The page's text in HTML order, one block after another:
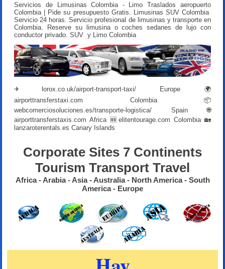
Servicios de Limusinas Colombia - Limo Traslados aeropuerto
Colombia | Pide su presupuesto Gratis. Limusinas SUV Colombia
Servicio 24 horas. Servicio profesional de limusinas y transporte en
Colombia. Reserve su limusina o coches sedanes de lujo con
conductor privado. SUV y Limo Colombia
✈ lorox.co.uk/airport-transport-taxi/Europe 🌍
airporttransferstaxi.com Colombia 📦
webcomerciosoluciones.es/transporte-logistica/ Spain 🌐
airporttransferstaxis.com Africa 🆕 elitentourage.com Colombia 🏡
lanzaroterentals.es Canary Islands
Corporate Sites 7 Continents
Tourism Transport Travel
Africa - Arabia - Asia - Australia - North America - South
America - Europe